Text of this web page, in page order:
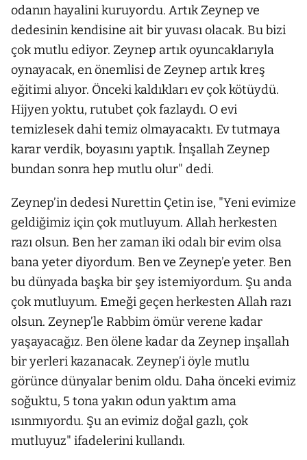
odanın hayalini kuruyordu. Artık Zeynep ve
dedesinin kendisine ait bir yuvası olacak. Bu bizi
çok mutlu ediyor. Zeynep artık oyuncaklarıyla
oynayacak, en önemlisi de Zeynep artık kreş
eğitimi alıyor. Önceki kaldıkları ev çok kötüydü.
Hijyen yoktu, rutubet çok fazlaydı. O evi
temizlesek dahi temiz olmayacaktı. Ev tutmaya
karar verdik, boyasını yaptık. İnşallah Zeynep
bundan sonra hep mutlu olur" dedi.
Zeynep’in dedesi Nurettin Çetin ise, "Yeni evimize
geldiğimiz için çok mutluyum. Allah herkesten
razı olsun. Ben her zaman iki odalı bir evim olsa
bana yeter diyordum. Ben ve Zeynep’e yeter. Ben
bu dünyada başka bir şey istemiyordum. Şu anda
çok mutluyum. Emeği geçen herkesten Allah razı
olsun. Zeynep’le Rabbim ömür verene kadar
yaşayacağız. Ben ölene kadar da Zeynep inşallah
bir yerleri kazanacak. Zeynep’i öyle mutlu
görünce dünyalar benim oldu. Daha önceki evimiz
soğuktu, 5 tona yakın odun yaktım ama
ısınmıyordu. Şu an evimiz doğal gazlı, çok
mutluyuz" ifadelerini kullandı.